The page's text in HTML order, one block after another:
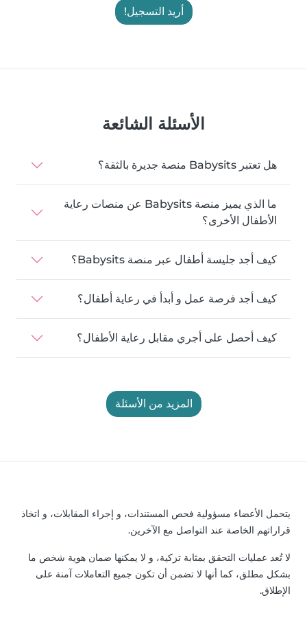
أريد التسجيل!
الأسئلة الشائعة
هل تعتبر Babysits منصة جديرة بالثقة؟
ما الذي يميز منصة Babysits عن منصات رعاية
الأطفال الأخرى؟
كيف أجد جليسة أطفال عبر منصة Babysits؟
كيف أجد فرصة عمل و أبدأ في رعاية أطفال؟
كيف أحصل على أجري مقابل رعاية الأطفال؟
المزيد من الأسئلة
يتحمل الأعضاء مسؤولية فحص المستندات، و إجراء المقابلات، و اتخاذ
قراراتهم الخاصة عند التواصل مع الآخرين.
لا تُعد عمليات التحقق بمثابة تزكية، و لا يمكنها ضمان هوية شخص ما
بشكل مطلق، كما أنها لا تضمن أن تكون جميع التعاملات آمنة على
الإطلاق.